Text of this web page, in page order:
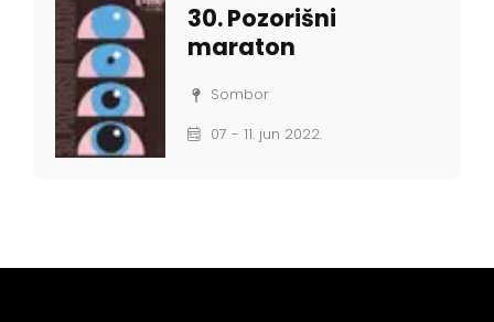
30. Pozorišni
maraton
Sombor
07 - 11. jun 2022.